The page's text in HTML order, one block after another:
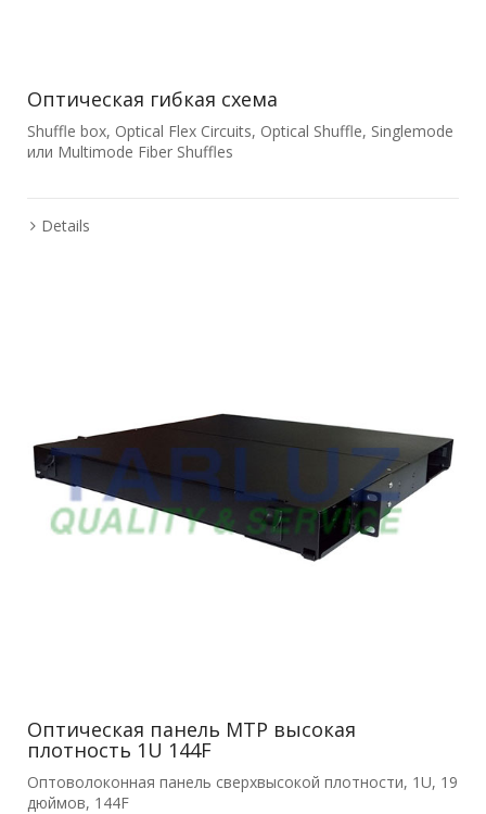
Оптическая гибкая схема
Shuffle box, Optical Flex Circuits, Optical Shuffle, Singlemode
или Multimode Fiber Shuffles
Details
Оптическая панель MTP высокая
плотность 1U 144F
Оптоволоконная панель сверхвысокой плотности, 1U, 19
дюймов, 144F